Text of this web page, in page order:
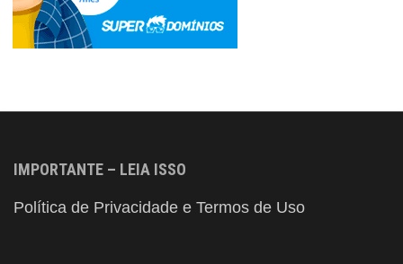
IMPORTANTE – LEIA ISSO
Política de Privacidade e Termos de Uso